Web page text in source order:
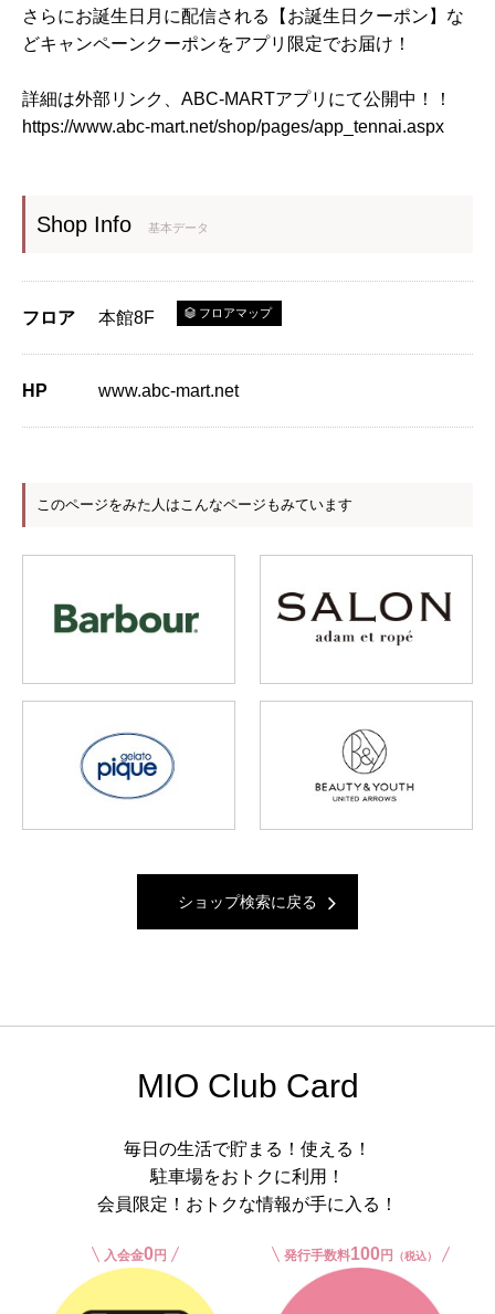
さらにお誕生日月に配信される【お誕生日クーポン】な
どキャンペーンクーポンをアプリ限定でお届け！
詳細は外部リンク、ABC-MARTアプリにて公開中！！
https://www.abc-mart.net/shop/pages/app_tennai.aspx
Shop Info 基本データ
フロア 本館8F フロアマップ
HP www.abc-mart.net
このページをみた人はこんなページもみています
ショップ検索に戻る
MIO Club Card
毎日の生活で貯まる！使える！
駐車場をおトクに利用！
会員限定！おトクな情報が手に入る！
入会金0円 発行手数料100円 （税込）